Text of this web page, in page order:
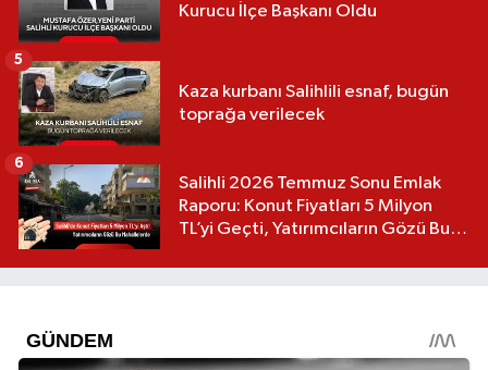
Kurucu İlçe Başkanı Oldu
Kaza kurbanı Salihlili esnaf, bugün
toprağa verilecek
5
Salihli 2026 Temmuz Sonu Emlak
Raporu: Konut Fiyatları 5 Milyon
TL’yi Geçti, Yatırımcıların Gözü Bu
6